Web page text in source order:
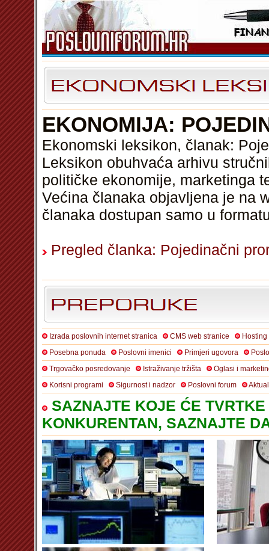
EKONOMIJA:
Ekonomski leksikon, članak:
Leksikon obuhvaća arhivu
političke ekonomije, marketinga
Većina članaka objavljena je na
članaka dostupan samo u
Pregled članka: Pojedinačni
Izrada poslovnih internet stranica CMS web stranice
Posebna ponuda
Poslovni imenici Primjeri ugovora
Trgovačko posredovanje
Istraživanje tržišta
Oglasi i
Korisni programi
Sigurnost i nadzor Poslovni forum
SAZNAJTE KOJE ĆE
KONKURENTAN, SAZNAJTE